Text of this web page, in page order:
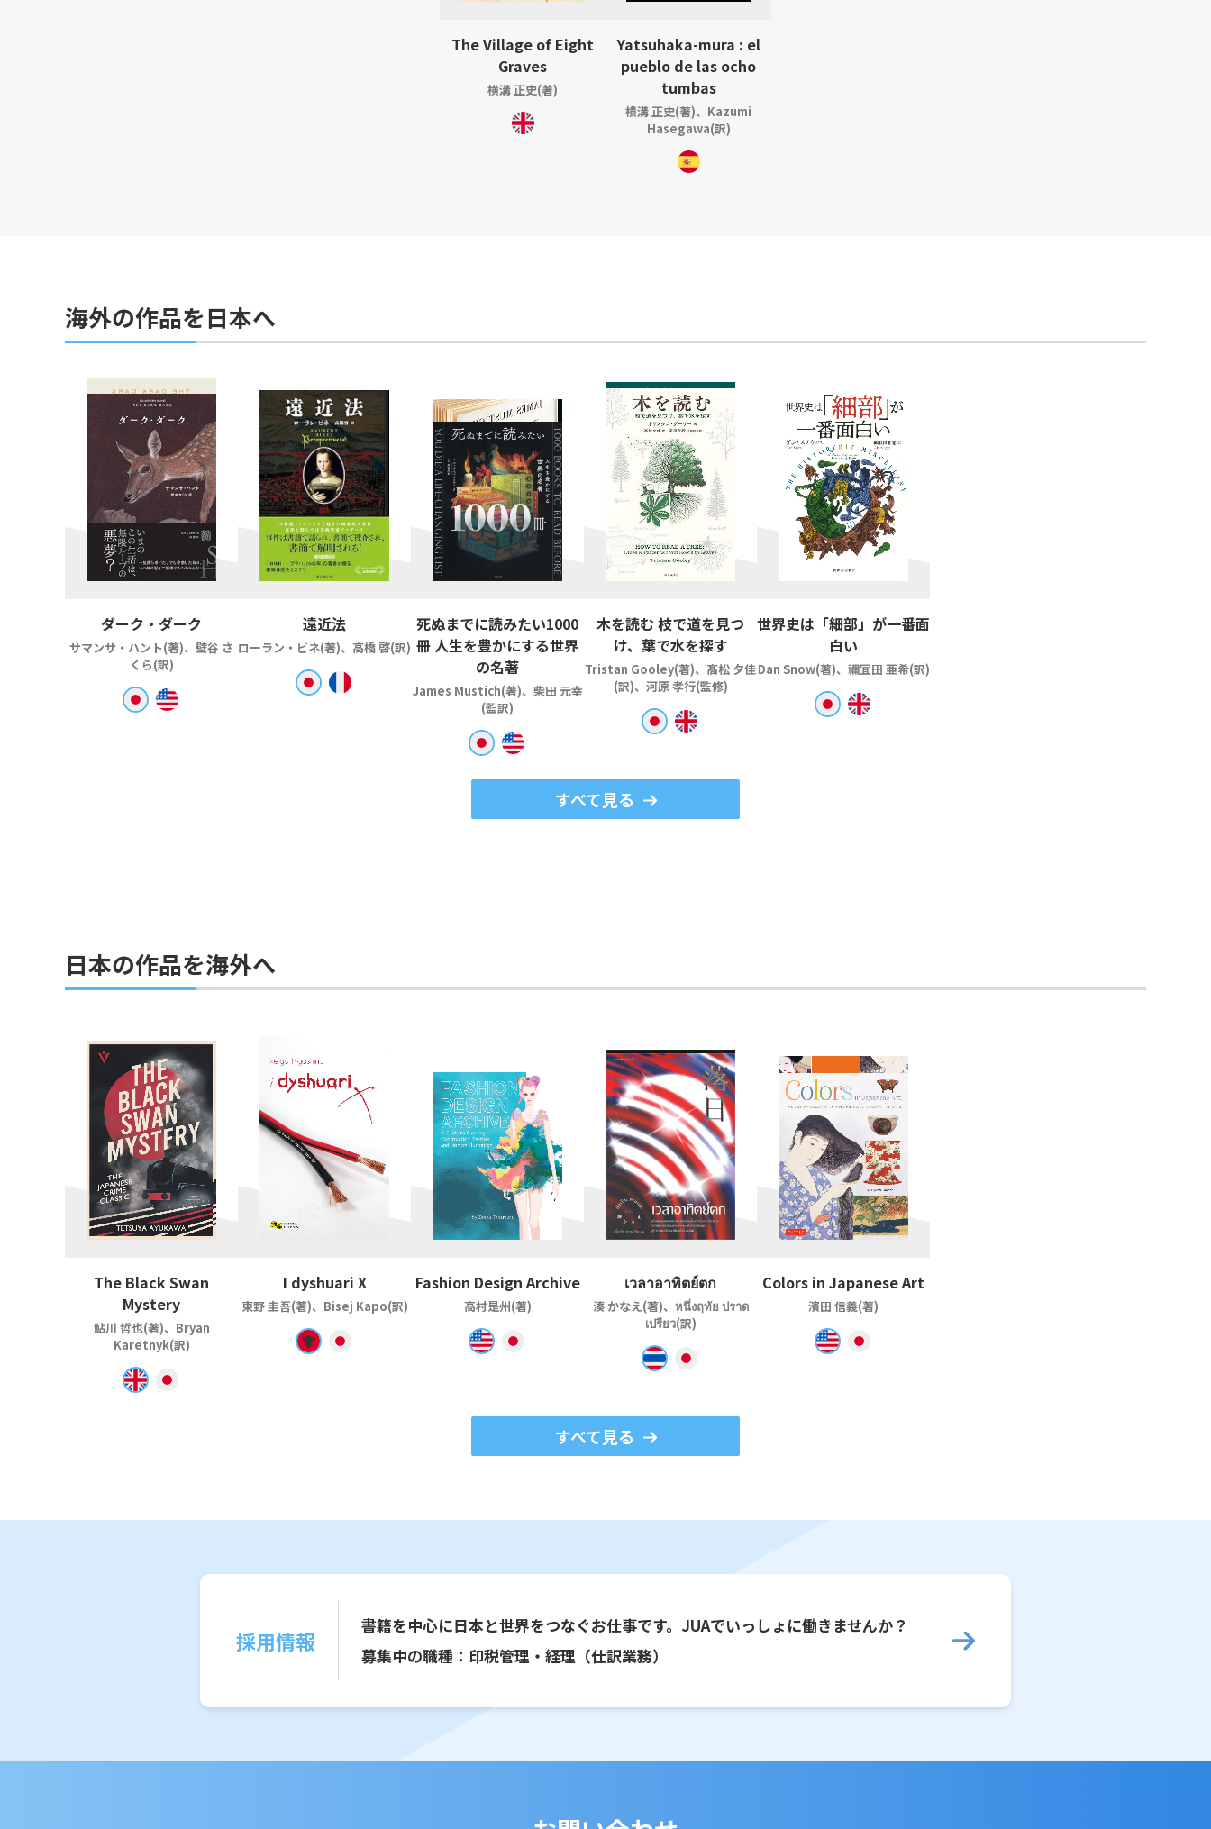
The Village of Eight
Graves
横溝 正史(著)
Yatsuhaka-mura : el
pueblo de las ocho
tumbas
横溝 正史(著)、Kazumi
Hasegawa(訳)
海外の作品を日本へ
ダーク・ダーク
サマンサ・ハント(著)、壁谷 さ
くら(訳)
遠近法
ローラン・ビネ(著)、高橋 啓(訳)
死ぬまでに読みたい1000
冊 人生を豊かにする世界
の名著
James Mustich(著)、柴田 元幸
(監訳)
木を読む 枝で道を見つ
け、葉で水を探す
Tristan Gooley(著)、髙松 夕佳
(訳)、河原 孝行(監修)
世界史は「細部」が一番面
白い
Dan Snow(著)、禰冝田 亜希(訳)
すべて見る
日本の作品を海外へ
The Black Swan
Mystery
鮎川 哲也(著)、Bryan
Karetnyk(訳)
I dyshuari X
東野 圭吾(著)、Bisej Kapo(訳)
Fashion Design Archive
高村是州(著)
เวลาอาทิตย์ตก
湊 かなえ(著)、หนึ่งฤทัย ปราด
เปรียว(訳)
Colors in Japanese Art
濱田 信義(著)
すべて見る
採用情報
書籍を中心に日本と世界をつなぐお仕事です。JUAでいっしょに働きませんか？
募集中の職種：印税管理・経理（仕訳業務）